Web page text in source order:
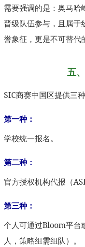
需要强调的是：奥马哈
晋级队伍参与，且属
誉象征，更是不可替代
五
SIC商赛中国区提供三
第一种：
学校统一报名。
第二种：
官方授权机构代报（
第三种：
个人可通过Bloom平台
人，策略组需组队）。